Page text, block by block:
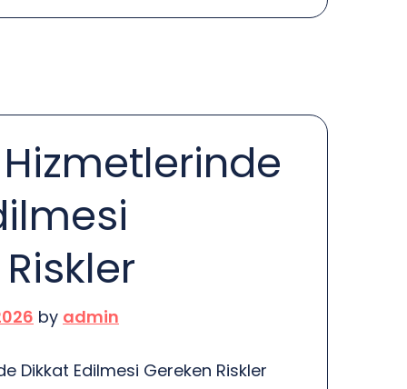
evet! Ancak, bazı noktaları göz
by admin
Dikkat Edilmesi Gereken Riskler